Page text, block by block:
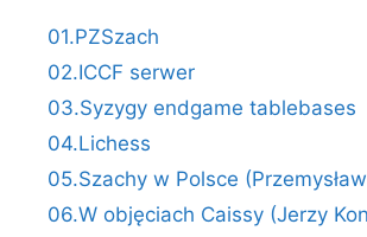
01.PZSzach
02.ICCF serwer
03.Syzygy endgame tablebases
04.Lichess
05.Szachy w Polsce
06.W objęciach Caissy (Jerzy